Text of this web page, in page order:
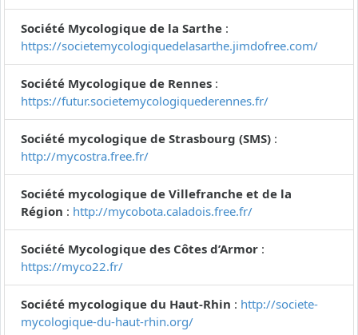
Société Mycologique de la Sarthe :
https://societemycologiquedelasarthe.jimdofree.com/
Société Mycologique de Rennes :
https://futur.societemycologiquederennes.fr/
Société mycologique de Strasbourg (SMS) :
http://mycostra.free.fr/
Société mycologique de Villefranche et de la
Région : http://mycobota.caladois.free.fr/
Société Mycologique des Côtes d’Armor :
https://myco22.fr/
Société mycologique du Haut-Rhin : http://societe-
mycologique-du-haut-rhin.org/